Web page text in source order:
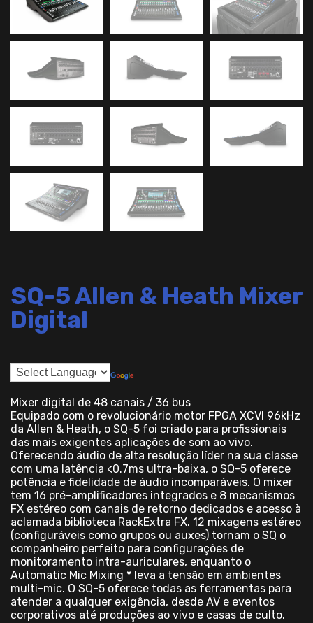
SQ-5 Allen & Heath Mixer
Digital
Mixer digital de 48 canais / 36 bus
Equipado com o revolucionário motor FPGA XCVI 96kHz
da Allen & Heath, o SQ-5 foi criado para profissionais
das mais exigentes aplicações de som ao vivo.
Oferecendo áudio de alta resolução líder na sua classe
com uma latência <0.7ms ultra-baixa, o SQ-5 oferece
potência e fidelidade de áudio incomparáveis. O mixer
tem 16 pré-amplificadores integrados e 8 mecanismos
FX estéreo com canais de retorno dedicados e acesso à
aclamada biblioteca RackExtra FX. 12 mixagens estéreo
(configuráveis ​​como grupos ou auxes) tornam o SQ o
companheiro perfeito para configurações de
monitoramento intra-auriculares, enquanto o
Automatic Mic Mixing * leva a tensão em ambientes
multi-mic. O SQ-5 oferece todas as ferramentas para
atender a qualquer exigência, desde AV e eventos
corporativos até produções ao vivo e casas de culto.